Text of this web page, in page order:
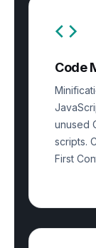
Code
unused
scripts.
First